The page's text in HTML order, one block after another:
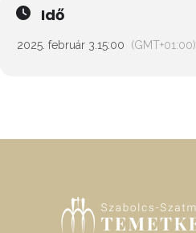
Idő
2025. február 3. 15:00 (GMT+01:00)